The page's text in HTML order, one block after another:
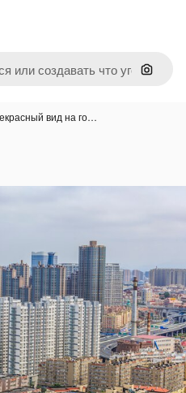
Поиск
вид на го…